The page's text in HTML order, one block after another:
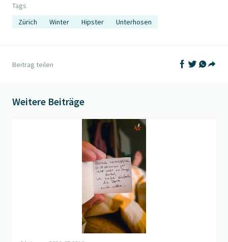
Tags
Zürich
Winter Hipster Unterhosen
Beitrag teilen Auf Facebook
AufAuf
Weitere Beiträge
" öffnen